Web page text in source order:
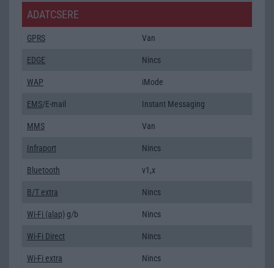
ADATCSERE
GPRS Van
EDGE Nincs
WAP iMode
EMS/E-mail Instant Messaging
MMS Van
Infraport Nincs
Bluetooth v1,x
B/T extra Nincs
Wi-Fi (alap) g/b Nincs
Wi-Fi Direct Nincs
Wi-Fi extra Nincs